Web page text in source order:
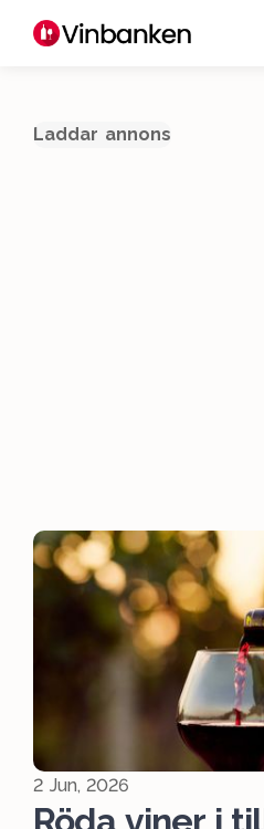
Laddar annons
2 Jun, 2026